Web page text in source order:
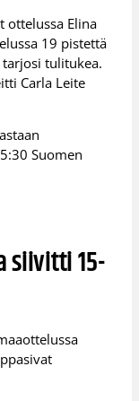
ottelussa Elina
19 pistettä
tulitukea.
Carla Leite
Suomen
siivitti 15-